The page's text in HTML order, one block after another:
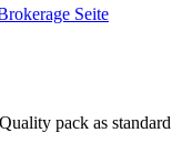
Seite
pack as standard